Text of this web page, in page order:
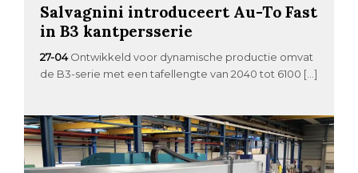
Salvagnini introduceert Au-To Fast
in B3 kantpersserie
27-04 Ontwikkeld voor dynamische productie omvat
de B3-serie met een tafellengte van 2040 tot 6100 […]